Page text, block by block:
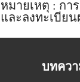
หมายเหตุ : กา
และลงทะเบีย
บทคว